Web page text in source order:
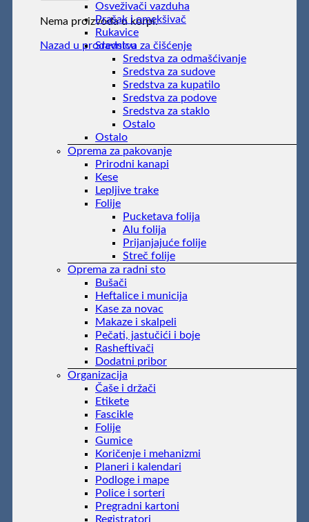
Nema proizvoda u korpi.
Nazad u prodavnicu
Osveživači vazduha
Prašak i omekšivač
Rukavice
Sredstva za čišćenje
Sredstva za odmašćivanje
Sredstva za sudove
Sredstva za kupatilo
Sredstva za podove
Sredstva za staklo
Ostalo
Ostalo
Oprema za pakovanje
Prirodni kanapi
Kese
Lepljive trake
Folije
Pucketava folija
Alu folija
Prijanjajuće folije
Streč folije
Oprema za radni sto
Bušači
Heftalice i municija
Kase za novac
Makaze i skalpeli
Pečati, jastučići i boje
Rasheftivači
Dodatni pribor
Organizacija
Čaše i držači
Etikete
Fascikle
Folije
Gumice
Koričenje i mehanizmi
Planeri i kalendari
Podloge i mape
Police i sorteri
Pregradni kartoni
Registratori